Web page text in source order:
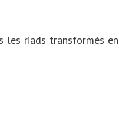
riads transformés